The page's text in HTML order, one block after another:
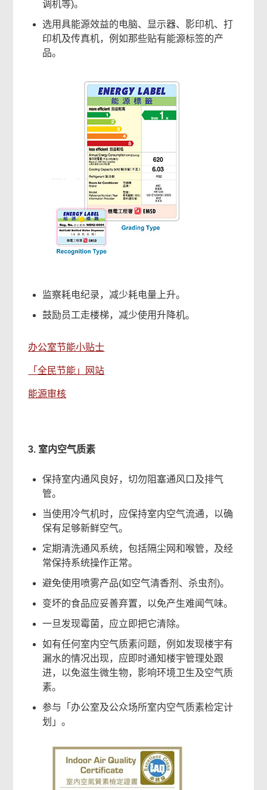
调机等)。
选用具能源效益的电脑、显示器、影印机、打
印机及传真机，例如那些贴有能源标签的产
品。
监察耗电纪录，减少耗电量上升。
鼓励员工走楼梯，减少使用升降机。
办公室节能小贴士
「全民节能」网站
能源审核
3. 室内空气质素
保持室内通风良好，切勿阻塞通风口及排气
管。
当使用冷气机时，应保持室内空气流通，以确
保有足够新鲜空气。
定期清洗通风系统，包括隔尘网和喉管，及经
常保持系统操作正常。
避免使用喷雾产品(如空气清香剂、杀虫剂)。
变坏的食品应妥善弃置，以免产生难闻气味。
一旦发现霉菌，应立即把它清除。
如有任何室内空气质素问题，例如发现楼宇有
漏水的情况出现，应即时通知楼宇管理处跟
进，以免滋生微生物，影响环境卫生及空气质
素。
参与「办公室及公众场所室内空气质素检定计
划」。